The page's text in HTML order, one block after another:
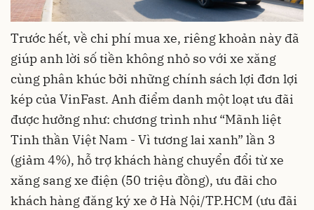
Trước hết, về chi phí mua xe, riêng khoản này đã
giúp anh lời số tiền không nhỏ so với xe xăng
cùng phân khúc bởi những chính sách lợi đơn lợi
kép của VinFast. Anh điểm danh một loạt ưu đãi
được hưởng như: chương trình như “Mãnh liệt
Tinh thần Việt Nam - Vì tương lai xanh” lần 3
(giảm 4%), hỗ trợ khách hàng chuyển đổi từ xe
xăng sang xe điện (50 triệu đồng), ưu đãi cho
khách hàng đăng ký xe ở Hà Nội/TP.HCM (ưu đãi